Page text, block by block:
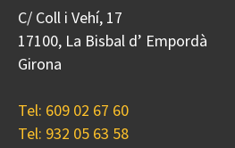
C/ Coll i Vehí, 17
17100, La Bisbal d’ Empordà
Girona
Tel: 609 02 67 60
Tel: 932 05 63 58